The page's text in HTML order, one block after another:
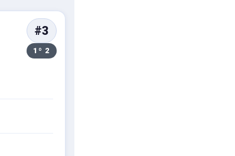
#3
1º 2